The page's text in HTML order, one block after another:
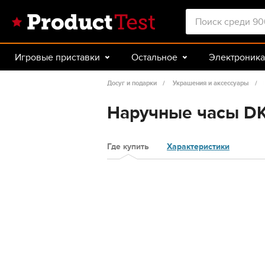
Игровые приставки Остальное Электроника
Авто Спорт и туризм
Досуг и подарки Украшения и аксессуары
Наручные часы
Где купить Характеристики